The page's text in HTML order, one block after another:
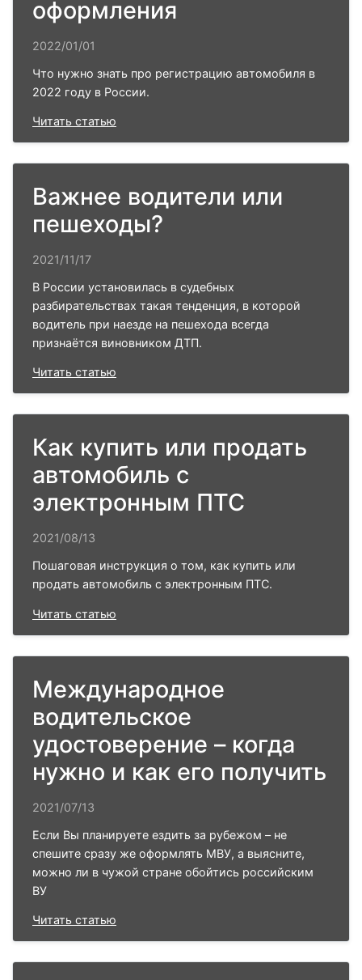
оформления
2022/01/01
Что нужно знать про регистрацию автомобиля в
2022 году в России.
Читать статью
Важнее водители или
пешеходы?
2021/11/17
В России установилась в судебных
разбирательствах такая тенденция, в которой
водитель при наезде на пешехода всегда
признаётся виновником ДТП.
Читать статью
Как купить или продать
автомобиль с
электронным ПТС
2021/08/13
Пошаговая инструкция о том, как купить или
продать автомобиль с электронным ПТС.
Читать статью
Международное
водительское
удостоверение – когда
нужно и как его получить
2021/07/13
Если Вы планируете ездить за рубежом – не
спешите сразу же оформлять МВУ, а выясните,
можно ли в чужой стране обойтись российским
ВУ
Читать статью